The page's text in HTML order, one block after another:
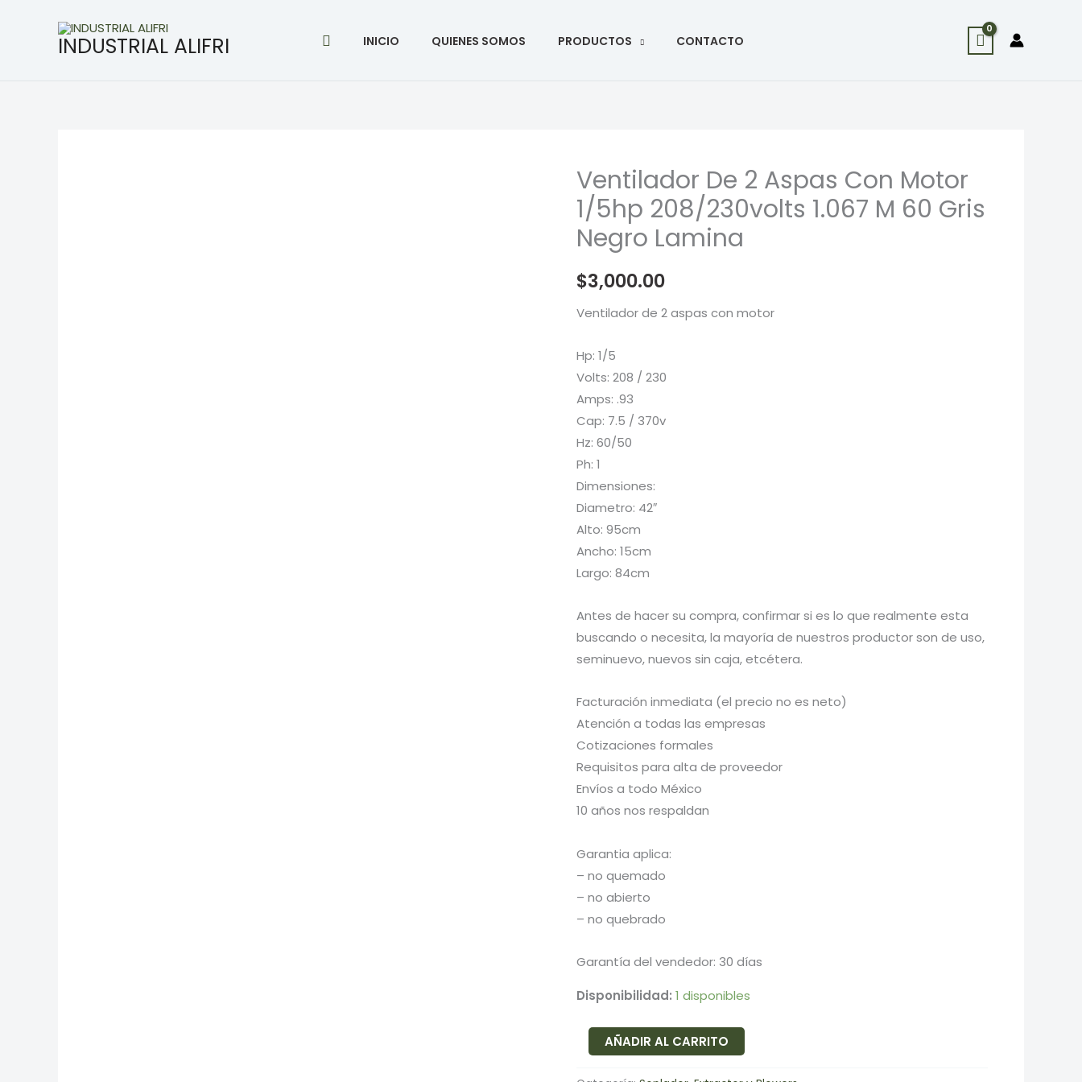
contenidoINDUSTRIAL ALIFRI BuscarINICIO QUIENES SOMOS PRODUCTOS CONTACTO
Ventilador De 2 Aspas Con Motor
1/5hp 208/230volts 1.067 M 60 Gris
Negro Lamina
$3,000.00
Ventilador de 2 aspas con motor
Hp: 1/5
Volts: 208 / 230
Amps: .93
Cap: 7.5 / 370v
Hz: 60/50
Ph: 1
Dimensiones:
Diametro: 42″
Alto: 95cm
Ancho: 15cm
Largo: 84cm
Antes de hacer su compra, confirmar si es lo que realmente esta
buscando o necesita, la mayoría de nuestros productor son de uso,
seminuevo, nuevos sin caja, etcétera.
Facturación inmediata (el precio no es neto)
Atención a todas las empresas
Cotizaciones formales
Requisitos para alta de proveedor
Envíos a todo México
10 años nos respaldan
Garantia aplica:
– no quemado
– no abierto
– no quebrado
Garantía del vendedor: 30 días
Disponibilidad: 1 disponibles
Ventilador
De
2
Aspas
Motor
1/5hp
1.067
M
60
Gris
Negro
Lamina
cantidad
AÑADIR AL CARRITO